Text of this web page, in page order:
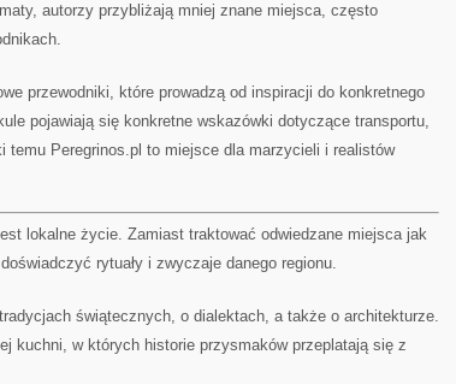
autorzy przybliżają mniej znane miejsca, często
przewodniki, które prowadzą od inspiracji do konkretnego
pojawiają się konkretne wskazówki dotyczące transportu,
temu Peregrinos.pl to miejsce dla marzycieli i realistów
lokalne życie. Zamiast traktować odwiedzane miejsca jak
rytuały i zwyczaje danego regionu.
świątecznych, o dialektach, a także o architekturze.
kuchni, w których historie przysmaków przeplatają się z